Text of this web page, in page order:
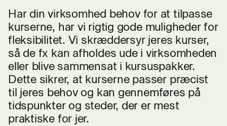
Har din virksomhed behov for at tilpasse
kurserne, har vi rigtig gode muligheder for
fleksibilitet. Vi skræddersyr jeres kurser,
så de fx kan afholdes ude i virksomheden
eller blive sammensat i kursuspakker.
Dette sikrer, at kurserne passer præcist
til jeres behov og kan gennemføres på
tidspunkter og steder, der er mest
praktiske for jer.